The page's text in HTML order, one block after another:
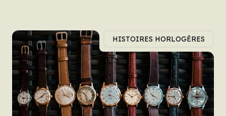
HISTOIRES HORLOGÈRES